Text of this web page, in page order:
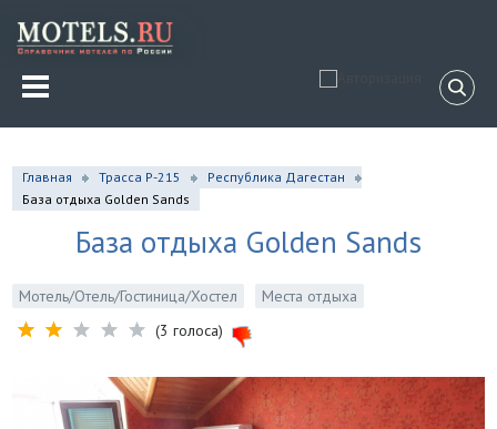
Главная Трасса Р-215
Республика Дагестан
База отдыха Golden Sands
База отдыха Golden Sands
Мотель/Отель/Гостиница/Хостел
Места отдыха
(3 голоса)